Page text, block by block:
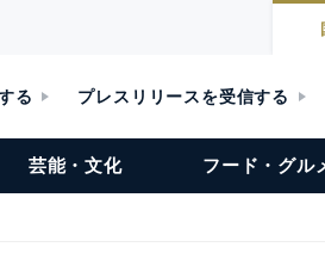
る プレスリリースを受信する
芸能・文化 フード・グル